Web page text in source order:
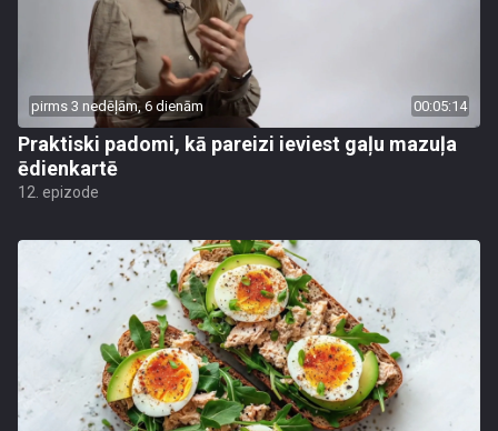
pirms 3 nedēļām, 6 dienām 00:05:14
Praktiski padomi, kā pareizi ieviest gaļu mazuļa
ēdienkartē
12. epizode